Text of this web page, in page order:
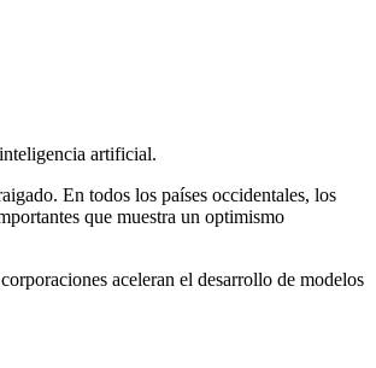
artificial.
En todos los países occidentales, los
que muestra un optimismo
aceleran el desarrollo de modelos